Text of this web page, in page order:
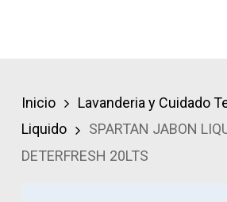
Inicio Lavanderia y Cuidado
Liquido
SPARTAN JABON
DETERFRESH 20LTS